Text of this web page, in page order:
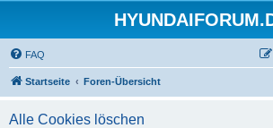
FAQ
Startseite Foren-Übersicht
Alle Cookies löschen